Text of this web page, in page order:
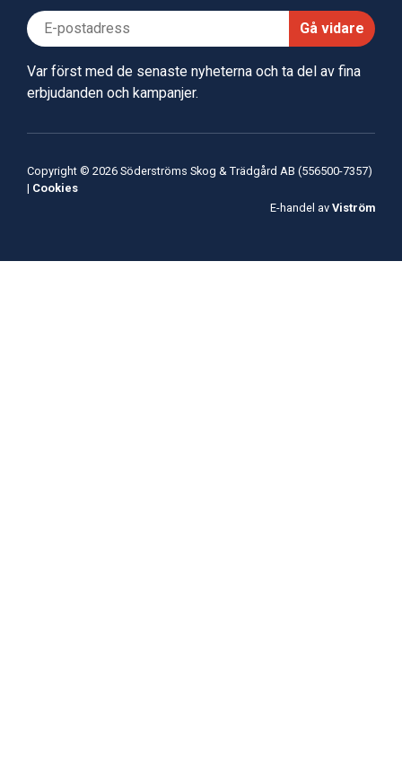
Gå vidare
Var först med de senaste nyheterna och ta del av fina
erbjudanden och kampanjer.
Copyright © 2026 Söderströms Skog & Trädgård AB (556500-7357)
| Cookies
E-handel av Viström